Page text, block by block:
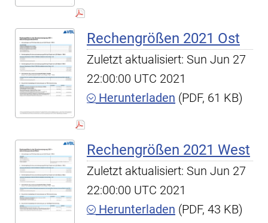
Rechengrößen 2021 Ost
Zuletzt aktualisiert: Sun Jun 27
22:00:00 UTC 2021
Herunterladen (PDF, 61 KB)
Rechengrößen 2021 West
Zuletzt aktualisiert: Sun Jun 27
22:00:00 UTC 2021
Herunterladen (PDF, 43 KB)